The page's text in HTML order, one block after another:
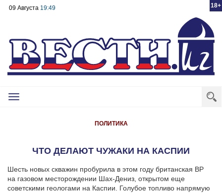
18+
09 Августа 19:49
Toggle
ПОЛИТИКА
ЧТО ДЕЛАЮТ ЧУЖАКИ НА КАСПИИ
Шесть новых скважин пробурила в этом году британская BP
на газовом месторождении Шах-Дениз, открытом еще
советскими геологами на Каспии. Голубое топливо напрямую